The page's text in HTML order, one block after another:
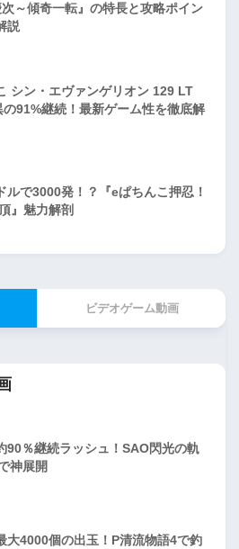
次～傾奇一転』の特長と攻略ポイン
説
シン・エヴァンゲリオン 129 LT
91%継続！最新ゲーム性を徹底解
ルで3000発！？『eぱちんこ押忍！
』魅力解剖
ビデオゲーム動画
90％継続ラッシュ！SAO閃光の軌
神展開
大4000個の出玉！P清流物語4で釣